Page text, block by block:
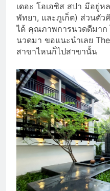
เดอะ โอเอซิส สปา มีอยู่ห
พัทยา, และภูเก็ต) ส่วนตัว
ได้ คุณภาพการนวดดีมาก
นวดมา ขอแนะนำเลย
สาขาไหนก็ไปสาขานั้น